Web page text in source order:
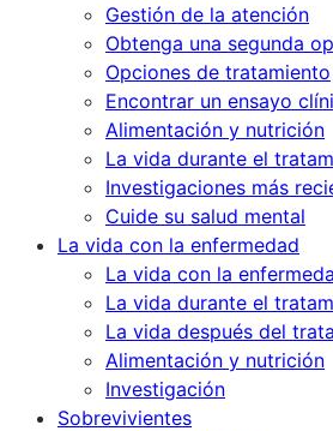
Gestión de la atención
Obtenga una segunda
Opciones de tratamiento
Encontrar un ensayo
Alimentación y nutrición
La vida durante el
Investigaciones más
Cuide su salud mental
La vida con la enfermedad
La vida con la
La vida durante el
La vida después del
Alimentación y nutrición
Investigación
Sobrevivientes